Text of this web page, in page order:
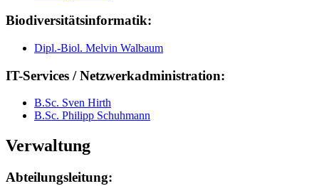
Biodiversitätsinformatik:
Dipl.-Biol. Melvin Walbaum
IT-Services / Netzwerkadministration:
B.Sc. Sven Hirth
B.Sc. Philipp Schuhmann
Verwaltung
Abteilungsleitung: